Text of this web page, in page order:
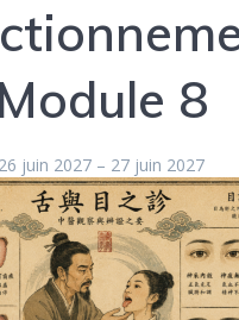
Module 8
26 juin 2027 – 27 juin 2027